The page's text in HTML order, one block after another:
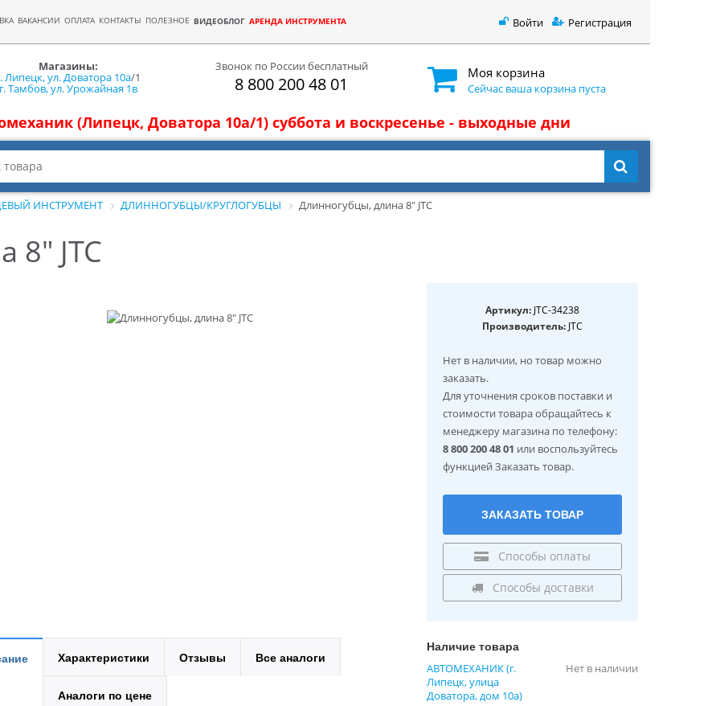
ВАКАНСИИ ОПЛАТА КОНТАКТЫ ПОЛЕЗНОЕ ВИДЕОБЛОГ АРЕНДА ИНСТРУМЕНТА Войти Регистрация
Магазины:
Липецк, ул. Доватора 10а/1
г. Тамбов, ул. Урожайная 1в
Звонок по России бесплатный
8 800 200 48 01
Моя корзина
Сейчас ваша корзина пуста
(Липецк, Доватора 10а/1) суббота и воскресенье - выходные дни
ИНСТРУМЕНТ ДЛИННОГУБЦЫ/КРУГЛОГУБЦЫ Длинногубцы, длина 8" JTC
8" JTC
Артикул: JTC-34238
Производитель: JTC
Нет в наличии, но товар можно
заказать.
Для уточнения сроков поставки и
стоимости товара обращайтесь к
менеджеру магазина по телефону:
8 800 200 48 01 или воспользуйтесь
функцией Заказать товар.
ЗАКАЗАТЬ ТОВАР
Способы оплаты
Способы доставки
Характеристики Отзывы Все аналоги
Аналоги по цене
Наличие товара
АВТОМЕХАНИК (г.
Липецк, улица
Доватора, дом 10а)
Нет в наличии